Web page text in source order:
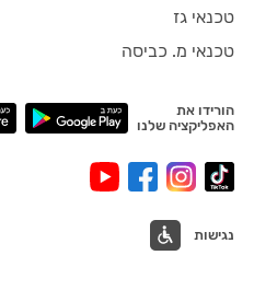
טכנאי גז
טכנאי מ. כביסה
הורידו את
האפליקציה שלנו
נגישות